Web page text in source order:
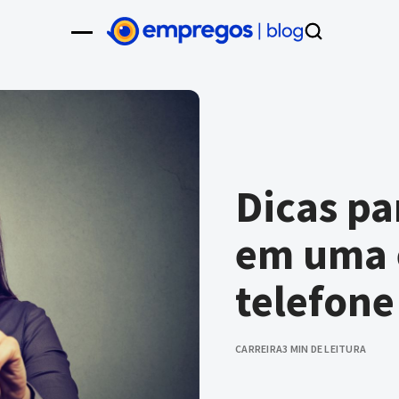
Dicas
em
telefone
CARREIRA3 MIN DE LEITURA